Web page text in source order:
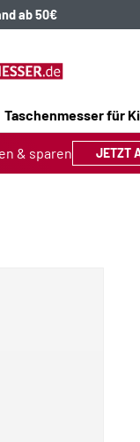
ab 50€
Taschenmesser für
& sparen JETZT